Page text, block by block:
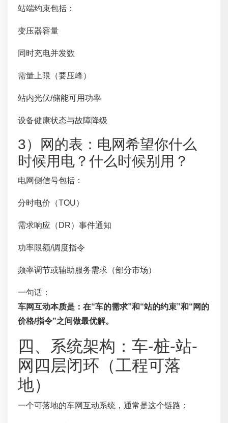
站端约束包括：
变压器容量
同时充电并发数
需量上限（要压峰）
站内光伏/储能可用功率
设备健康状态与故障降级
3）网的表：电网希望你什么
时候用电？什么时候别用？
电网侧信号包括：
分时电价（TOU）
需求响应（DR）事件通知
功率限额/调度指令
频率调节或辅助服务需求（部分市场）
一句话：
车网互动本质是：在“车的需求”和“站的约束”和“网的
价格/指令”之间做最优解。
四、系统架构：车-桩-站-
网四层闭环（工程可落
地）
一个可落地的车网互动系统，通常是这个链路：